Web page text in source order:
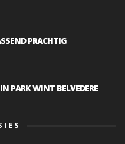
PRACHTIG
PARK WINT BELVEDERE